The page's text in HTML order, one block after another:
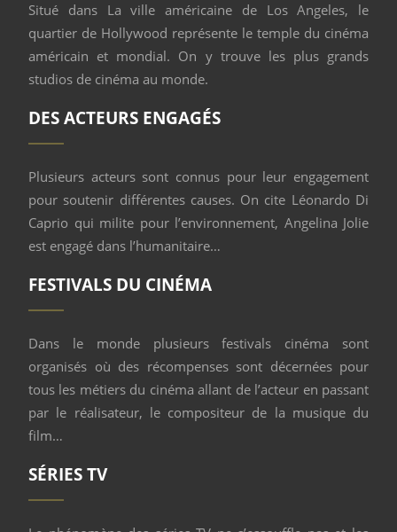
Situé dans La ville américaine de Los Angeles, le
quartier de Hollywood représente le temple du cinéma
américain et mondial. On y trouve les plus grands
studios de cinéma au monde.
DES ACTEURS ENGAGÉS
Plusieurs acteurs sont connus pour leur engagement
pour soutenir différentes causes. On cite Léonardo Di
Caprio qui milite pour l’environnement, Angelina Jolie
est engagé dans l’humanitaire…
FESTIVALS DU CINÉMA
Dans le monde plusieurs festivals cinéma sont
organisés où des récompenses sont décernées pour
tous les métiers du cinéma allant de l’acteur en passant
par le réalisateur, le compositeur de la musique du
film…
SÉRIES TV